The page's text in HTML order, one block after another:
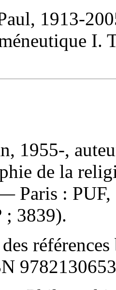
1913-
I.
1955-,
de la
Paris :
; 3839).